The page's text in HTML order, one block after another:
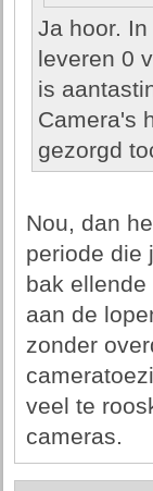
Ja hoor.
leveren 0
is
Camera's
gezorgd
Nou, dan
periode die
bak
aan de
zonder
veel te
cameras.